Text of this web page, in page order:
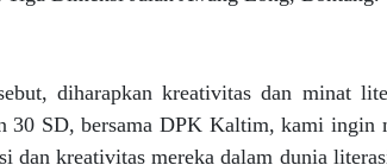
diharapkan kreativitas dan minat
30 SD, bersama DPK Kaltim, kami ingin
dan kreativitas mereka dalam dunia